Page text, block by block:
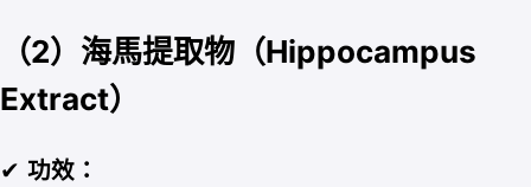
（2）海馬提取物（Hippocampus
Extract）
✔ 功效：